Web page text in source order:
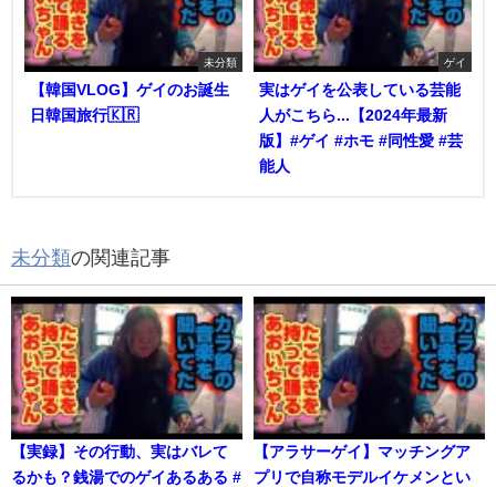
未分類
【韓国VLOG】ゲイのお誕生
日韓国旅行🇰🇷
ゲイ
実はゲイを公表している芸能
人がこちら...【2024年最新
版】#ゲイ #ホモ #同性愛 #芸
能人
未分類の関連記事
【実録】その行動、実はバレて
るかも？銭湯でのゲイあるある #
【アラサーゲイ】マッチングア
プリで自称モデルイケメンとい